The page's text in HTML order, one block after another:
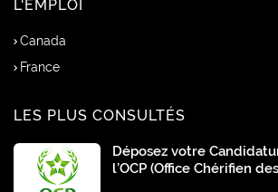
L'EMPLOI
Canada
France
LES PLUS CONSULTÉS
Déposez votre
l’OCP (Office Chérifien